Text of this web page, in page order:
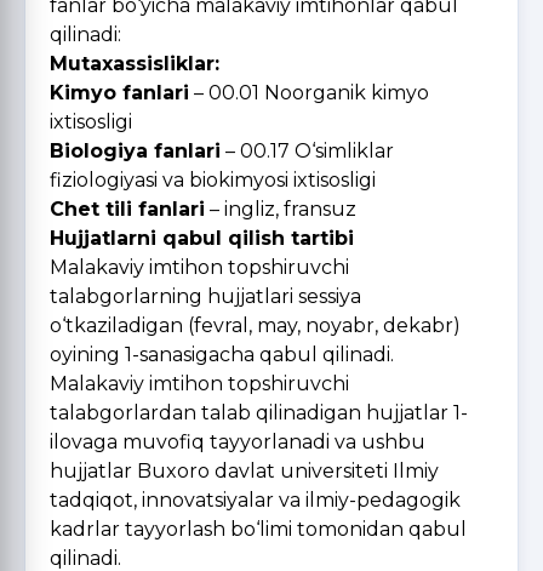
fanlar bo‘yicha malakaviy imtihonlar qabul
qilinadi:
Mutaxassisliklar:
Kimyo fanlari – 00.01 Noorganik kimyo
ixtisosligi
Biologiya fanlari – 00.17 O‘simliklar
fiziologiyasi va biokimyosi ixtisosligi
Chet tili fanlari – ingliz, fransuz
Hujjatlarni qabul qilish tartibi
Malakaviy imtihon topshiruvchi
talabgorlarning hujjatlari sessiya
o‘tkaziladigan (fevral, may, noyabr, dekabr)
oyining 1-sanasigacha qabul qilinadi.
Malakaviy imtihon topshiruvchi
talabgorlardan talab qilinadigan hujjatlar 1-
ilovaga muvofiq tayyorlanadi va ushbu
hujjatlar Buxoro davlat universiteti Ilmiy
tadqiqot, innovatsiyalar va ilmiy-pedagogik
kadrlar tayyorlash bo‘limi tomonidan qabul
qilinadi.